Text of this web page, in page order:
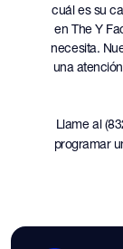
cuál es su
en The Y
necesita.
una
Llame al
programar